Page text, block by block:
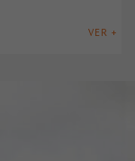
VER +